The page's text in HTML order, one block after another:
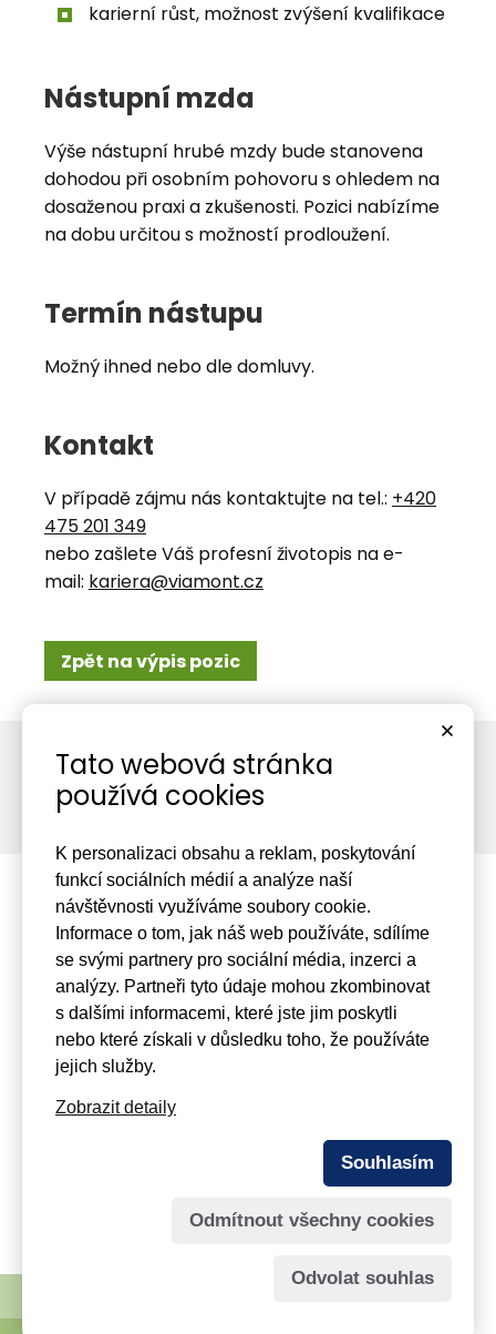
karierní růst, možnost zvýšení kvalifikace
Nástupní mzda
Výše nástupní hrubé mzdy bude stanovena
dohodou při osobním pohovoru s ohledem na
dosaženou praxi a zkušenosti. Pozici nabízíme
na dobu určitou s možností prodloužení.
Termín nástupu
Možný ihned nebo dle domluvy.
Kontakt
V případě zájmu nás kontaktujte na tel.: +420
475 201 349
nebo zašlete Váš profesní životopis na e-
mail: kariera@viamont.cz
Zpět na výpis pozic
+420 475 201 349
Mařákova 3079/2, 400 01
Ústí nad Labem
- člen holdingu
Spravuje:
Tato webová stránka
používá cookies
K personalizaci obsahu a reklam, poskytování
funkcí sociálních médií a analýze naší
návštěvnosti využíváme soubory cookie.
Informace o tom, jak náš web používáte, sdílíme
se svými partnery pro sociální média, inzerci a
analýzy. Partneři tyto údaje mohou zkombinovat
s dalšími informacemi, které jste jim poskytli
nebo které získali v důsledku toho, že používáte
jejich služby.
Zobrazit detaily
Souhlasím
Odmítnout všechny cookies
Odvolat souhlas